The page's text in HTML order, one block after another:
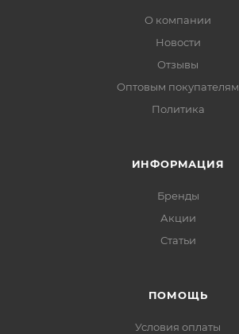
О компании
Новости
Отзывы
Оптовым покупателям
Политика
ИНФОРМАЦИЯ
Бренды
Акции
Статьи
ПОМОЩЬ
Условия оплаты